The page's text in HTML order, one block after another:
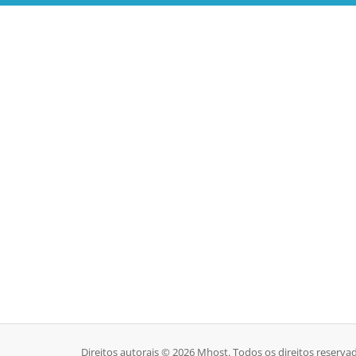
Direitos autorais © 2026 Mhost. Todos os direitos